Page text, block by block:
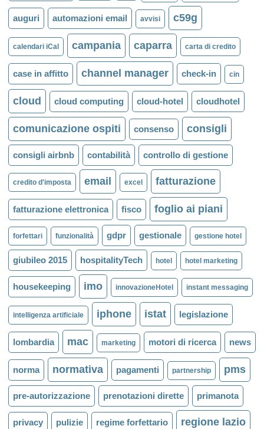
auguri automazioni email avvisi c59g
calendari iCal campania caparra carta di credito
case in affitto channel manager check-in cin
cloud cloud computing cloud-hotel cloudhotel
comunicazione ospiti consenso consigli
consigli airbnb contabilità controllo di gestione
credito d'imposta email excel fatturazione
fatturazione elettronica fisco foglio ai piani
forfettari funzionalità gdpr gestionale gestione hotel
giubileo 2015 hospitalityTech hotel hotel marketing
housekeeping imo innovazioneHotel instant messaging
intelligenza artificiale iphone istat legislazione
lombardia mac marketing motori di ricerca news
norma normativa pagamenti partnership pms
pre-autorizzazione prenotazioni dirette primanota
privacy pulizie regime forfettario regione lazio